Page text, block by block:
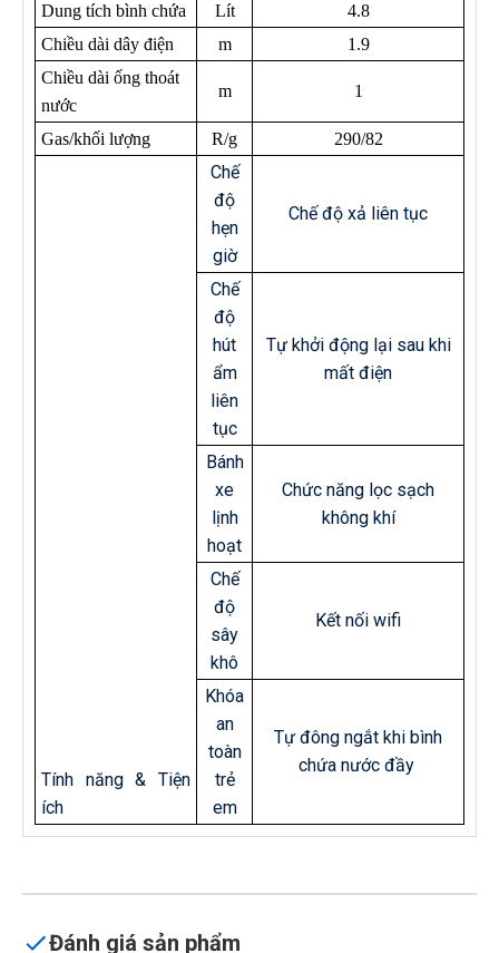
Dung tích bình chứa Lít
4.8
Chiều dài dây điện
m
1.9
Chiều dài ống thoát
nước
m 1
Gas/khối lượng R/g 290/82
Tính năng & Tiện
ích
Chế
độ
hẹn
giờ
Chế độ xả liên tục
Chế
độ
hút
ẩm
liên
tục
Tự khởi động lại sau khi
mất điện
Bánh
xe
lịnh
hoạt
Chức năng lọc sạch
không khí
Chế
độ
sây
khô
Kết nối wifi
Khóa
an
toàn
trẻ
em
Tự đông ngắt khi bình
chứa nước đầy
Đánh giá sản phẩm